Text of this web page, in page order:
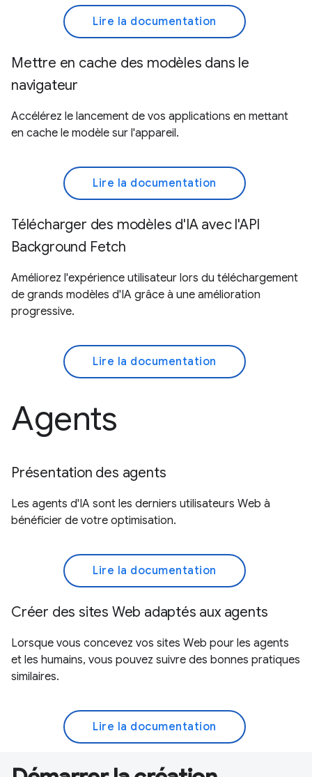
Lire la documentation
Mettre en cache des modèles dans le
navigateur
Accélérez le lancement de vos applications en mettant
en cache le modèle sur l'appareil.
Lire la documentation
Télécharger des modèles d'IA avec l'API
Background Fetch
Améliorez l'expérience utilisateur lors du téléchargement
de grands modèles d'IA grâce à une amélioration
progressive.
Lire la documentation
Agents
Présentation des agents
Les agents d'IA sont les derniers utilisateurs Web à
bénéficier de votre optimisation.
Lire la documentation
Créer des sites Web adaptés aux agents
Lorsque vous concevez vos sites Web pour les agents
et les humains, vous pouvez suivre des bonnes pratiques
similaires.
Lire la documentation